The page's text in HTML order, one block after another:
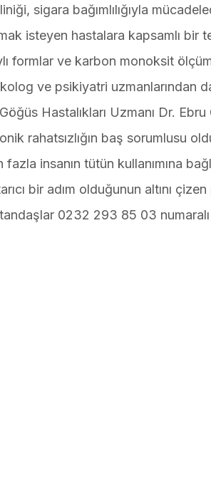
sigara bağımlılığıyla
isteyen hastalara kapsamlı bir
formlar ve karbon monoksit
ve psikiyatri uzmanlarından
Hastalıkları Uzmanı Dr. Ebru
rahatsızlığın baş sorumlusu
insanın tütün kullanımına
bir adım olduğunun altını
0232 293 85 03